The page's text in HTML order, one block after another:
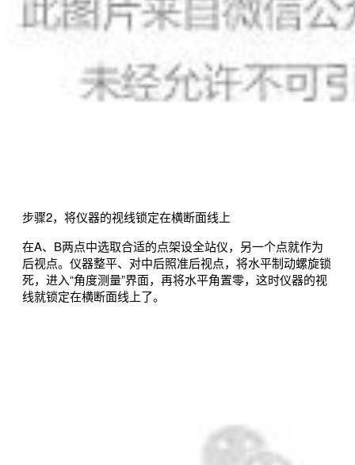
步骤2，将仪器的视线锁定在横断面线上
在A、B两点中选取合适的点架设全站仪，另一个点就作为
后视点。仪器整平、对中后照准后视点，将水平制动螺旋锁
死，进入“角度测量”界面，再将水平角置零，这时仪器的视
线就锁定在横断面线上了。